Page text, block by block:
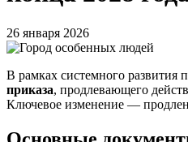
26 января 2026
В рамках системного развития
приказа, продлевающего
Ключевое изменение —